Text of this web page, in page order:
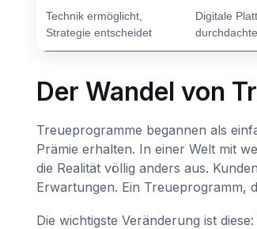
Technik ermöglicht,
Strategie entscheidet
Digitale
Der Wandel von
Treueprogramme begannen als
Prämie erhalten. In einer Welt mit
die Realität völlig anders aus.
Erwartungen. Ein Treueprogramm,
Die wichtigste Veränderung ist